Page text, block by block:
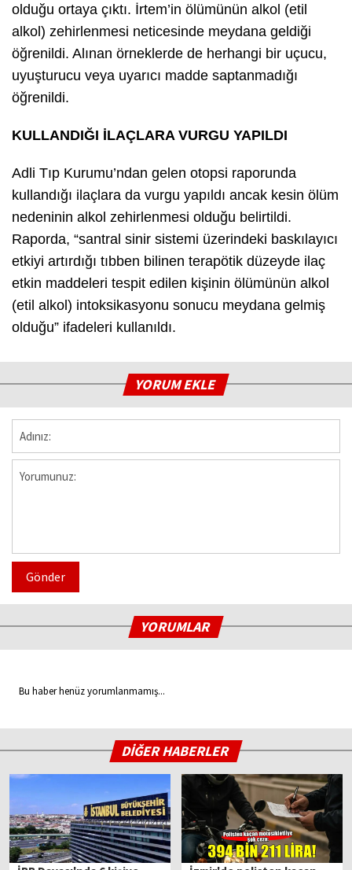
olduğu ortaya çıktı. İrtem’in ölümünün alkol (etil
alkol) zehirlenmesi neticesinde meydana geldiği
öğrenildi. Alınan örneklerde de herhangi bir uçucu,
uyuşturucu veya uyarıcı madde saptanmadığı
öğrenildi.
KULLANDIĞI İLAÇLARA VURGU YAPILDI
Adli Tıp Kurumu’ndan gelen otopsi raporunda
kullandığı ilaçlara da vurgu yapıldı ancak kesin ölüm
nedeninin alkol zehirlenmesi olduğu belirtildi.
Raporda, “santral sinir sistemi üzerindeki baskılayıcı
etkiyi artırdığı tıbben bilinen terapötik düzeyde ilaç
etkin maddeleri tespit edilen kişinin ölümünün alkol
(etil alkol) intoksikasyonu sonucu meydana gelmiş
olduğu” ifadeleri kullanıldı.
YORUM EKLE
Gönder
YORUMLAR
Bu haber henüz yorumlanmamış...
DİĞER HABERLER